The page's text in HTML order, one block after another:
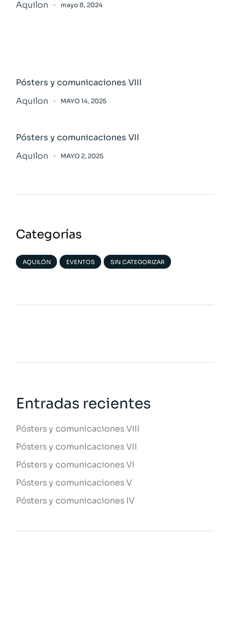
Aquilon mayo 8, 2024
Pósters y comunicaciones VIII
Aquilon
MAYO 14, 2025
Pósters y comunicaciones VII
Aquilon
MAYO 2, 2025
Categorías
AQUILÓN EVENTOS SIN CATEGORIZAR
Entradas recientes
Pósters y comunicaciones VIII
Pósters y comunicaciones VII
Pósters y comunicaciones VI
Pósters y comunicaciones V
Pósters y comunicaciones IV